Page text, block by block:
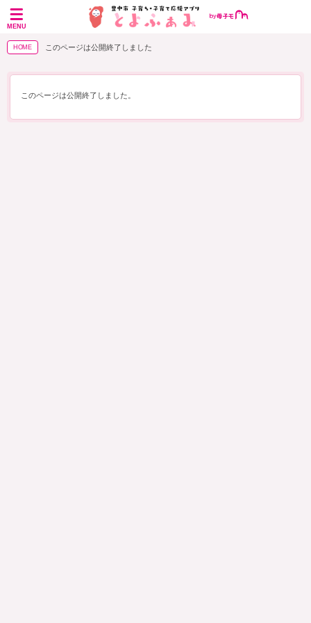
MENU
HOME このページは公開終了しました
このページは公開終了しました。